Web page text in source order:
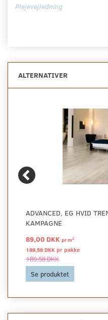
Plejevejledning
ALTERNATIVER
ADVANCED, EG HVID
KAMPAGNE
89,00 DKK prm2
189,58 DKK pr pakke
189,58 DKK
Se produktet